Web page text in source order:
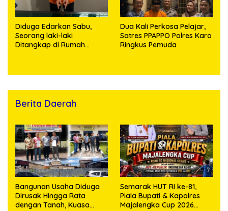
Diduga Edarkan Sabu,
Seorang laki-laki
Ditangkap di Rumah
Dua Kali Perkosa Pelajar,
Satres PPAPPO Polres Karo
Ringkus Pemuda
Berita Daerah
Bangunan Usaha Diduga
Dirusak Hingga Rata
dengan Tanah, Kuasa
Semarak HUT RI ke-81,
Piala Bupati & Kapolres
Majalengka Cup 2026